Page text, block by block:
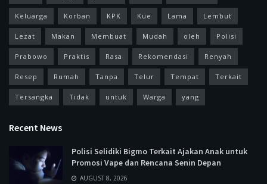
Keluarga Korban KPK Kue Lama Lembut
Lezat Makan Membuat Mudah oleh Polisi
Prabowo Praktis Rasa Rekomendasi Renyah
Resep Rumah Tanpa Telur Tempat Terkait
Tersangka Tidak untuk Warga yang
Recent News
Polisi Selidiki Bigmo Terkait Ajakan Anak untuk
Promosi Vape dan Rencana Senin Depan
AUGUST 8, 2026